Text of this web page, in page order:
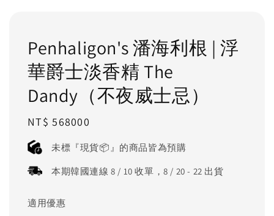
Penhaligon's 潘海利根 | 浮
華爵士淡香精 The
Dandy（不夜威士忌）
Regular
price
NT$ 568000
未標『現貨📦』的商品皆為預購
本期韓國連線 8 / 10 收單，8 / 20 - 22 出貨
適用優惠